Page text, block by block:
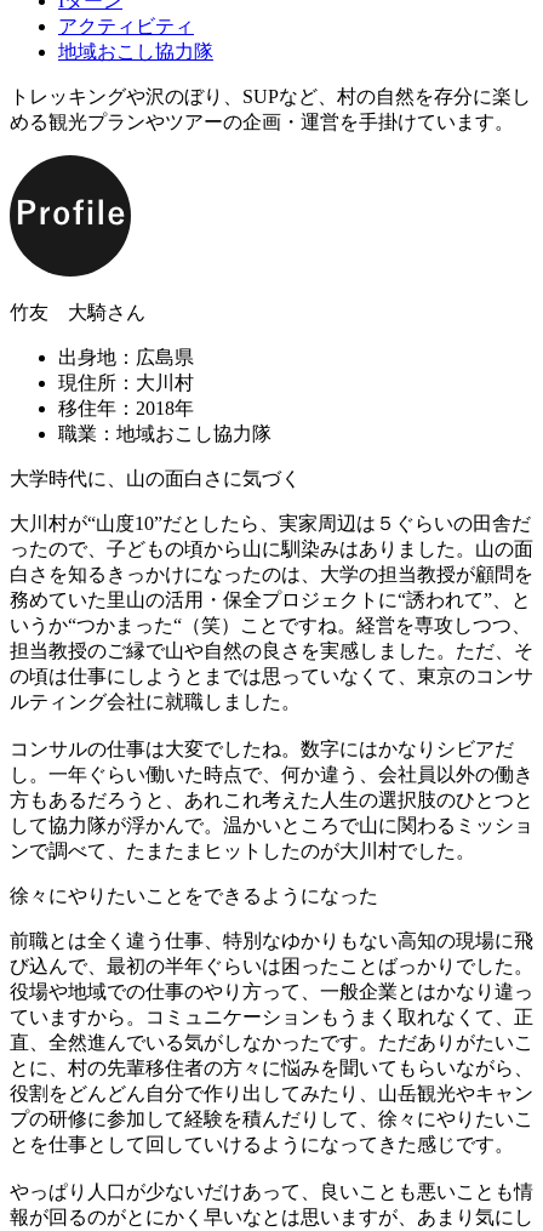
アクティビティ
地域おこし協力隊
トレッキングや沢のぼり、SUPなど、村の自然を存分に楽し
める観光プランやツアーの企画・運営を手掛けています。
竹友 大騎さん
出身地：広島県
現住所：大川村
移住年：2018年
職業：地域おこし協力隊
大学時代に、山の面白さに気づく
大川村が“山度10”だとしたら、実家周辺は５ぐらいの田舎だ
ったので、子どもの頃から山に馴染みはありました。山の面
白さを知るきっかけになったのは、大学の担当教授が顧問を
務めていた里山の活用・保全プロジェクトに“誘われて”、と
いうか“つかまった“（笑）ことですね。経営を専攻しつつ、
担当教授のご縁で山や自然の良さを実感しました。ただ、そ
の頃は仕事にしようとまでは思っていなくて、東京のコンサ
ルティング会社に就職しました。
コンサルの仕事は大変でしたね。数字にはかなりシビアだ
し。一年ぐらい働いた時点で、何か違う、会社員以外の働き
方もあるだろうと、あれこれ考えた人生の選択肢のひとつと
して協力隊が浮かんで。温かいところで山に関わるミッショ
ンで調べて、たまたまヒットしたのが大川村でした。
徐々にやりたいことをできるようになった
前職とは全く違う仕事、特別なゆかりもない高知の現場に飛
び込んで、最初の半年ぐらいは困ったことばっかりでした。
役場や地域での仕事のやり方って、一般企業とはかなり違っ
ていますから。コミュニケーションもうまく取れなくて、正
直、全然進んでいる気がしなかったです。ただありがたいこ
とに、村の先輩移住者の方々に悩みを聞いてもらいながら、
役割をどんどん自分で作り出してみたり、山岳観光やキャン
プの研修に参加して経験を積んだりして、徐々にやりたいこ
とを仕事として回していけるようになってきた感じです。
やっぱり人口が少ないだけあって、良いことも悪いことも情
報が回るのがとにかく早いなとは思いますが、あまり気にし